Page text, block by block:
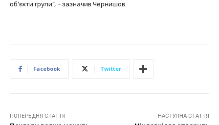
об’єкти групи”, – зазначив Чернишов.
Facebook Twitter
ПОПЕРЕДНЯ СТАТТЯ НАСТУПНА СТАТТЯ